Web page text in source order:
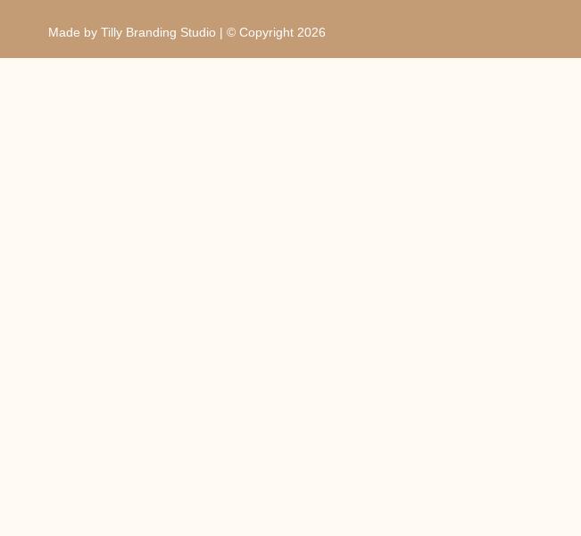
Made by Tilly Branding Studio | © Copyright 2026